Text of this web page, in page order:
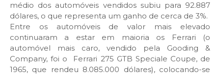
médio dos automóveis vendidos subiu para 92.887
dólares, o que representa um ganho de cerca de 3%.
Entre os automóveis de valor mais elevado
continuaram a estar em maioria os Ferrari (o
automóvel mais caro, vendido pela Gooding &
Company, foi o Ferrari 275 GTB Speciale Coupe, de
1965, que rendeu 8.085.000 dólares), colocando-se